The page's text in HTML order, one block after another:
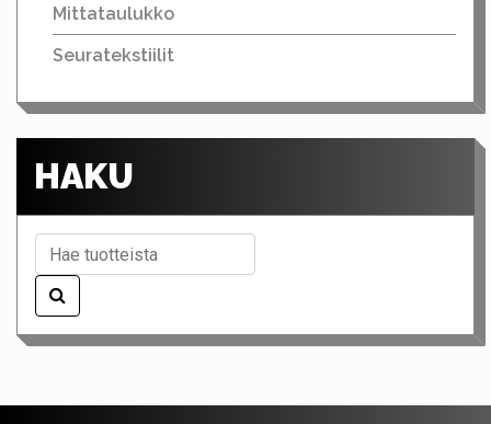
Mittataulukko
Seuratekstiilit
HAKU